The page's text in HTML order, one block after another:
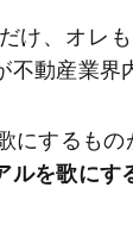
け、オレ
不動産業界
にするも
ルを歌にす